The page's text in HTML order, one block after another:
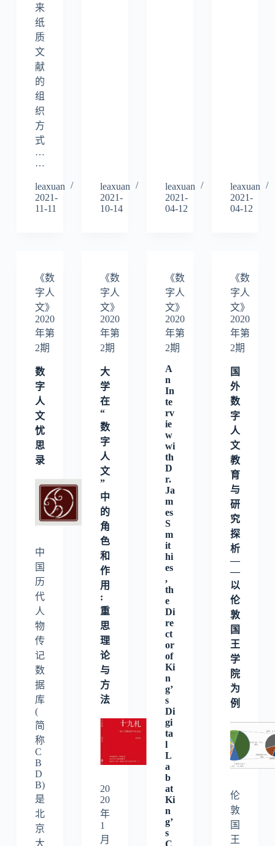
来
纸
质
文
献
的
组
织
方
式
…
…
leaxuan
2021-
11-11
leaxuan
2021-
10-14
leaxuan
2021-
04-12
leaxuan
2021-
04-12
《数
字人
文》
2020
年第
2期
数
字
人
文
忧
思
录
中
国
历
代
人
物
传
记
数
据
库
(
简
称
C
B
D
B)
是
北
京
大
《数
字人
文》
2020
年第
2期
大
学
在
“
数
字
人
文
”
中
的
角
色
和
作
用
:
重
思
理
论
与
方
法
20
20
年
1
月
《数
字人
文》
2020
年第
2期
A
n
In
te
rv
ie
w
wi
th
D
r.
Ja
m
es
S
m
it
hi
es
,
th
e
Di
re
ct
or
of
Ki
n
g’
s
Di
gi
ta
l
L
a
b
at
Ki
n
g’
s
C
《数
字人
文》
2020
年第
2期
国
外
数
字
人
文
教
育
与
研
究
探
析
—
—
以
伦
敦
国
王
学
院
为
例
伦
敦
国
王